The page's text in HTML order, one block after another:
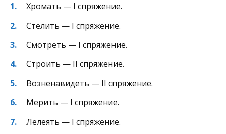
Хромать — I спряжение.
Стелить — I спряжение.
Смотреть — I спряжение.
Строить — II спряжение.
Возненавидеть — II спряжение.
Мерить — I спряжение.
Лелеять — I спряжение.